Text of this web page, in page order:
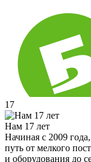
17
Нам 17 лет
Начиная с 2009
путь от мелкого
и оборудования до